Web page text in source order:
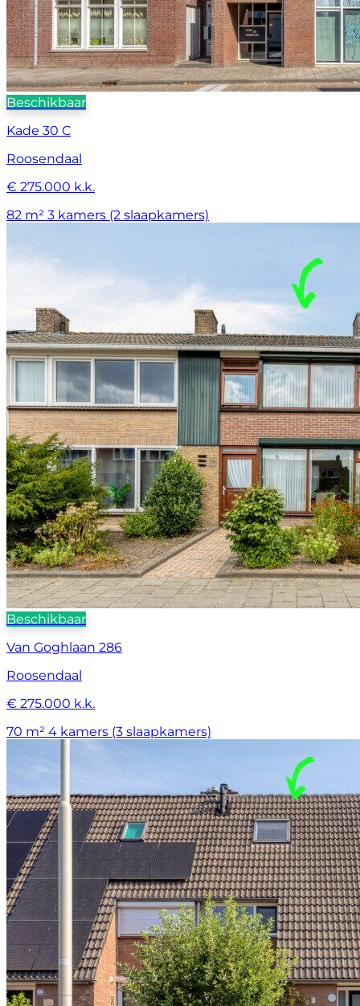
Beschikbaar
Kade 30 C
Roosendaal
€ 275.000 k.k.
82 m² 3 kamers (2 slaapkamers)
Beschikbaar
Van Goghlaan 286
Roosendaal
€ 275.000 k.k.
70 m² 4 kamers (3 slaapkamers)